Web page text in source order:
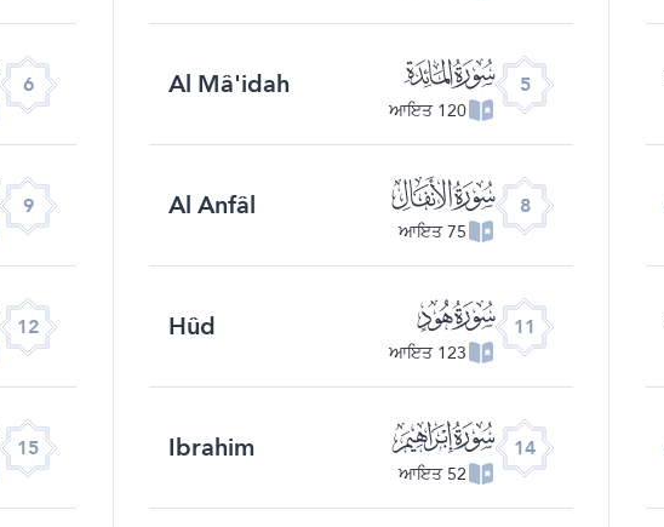
5 ﮑ
120 ਆਇਤ
Al Mâ'idah
6
8 ﮔ
75 ਆਇਤ
Al Anfâl
9
11 ﮗ
123 ਆਇਤ
Hûd
12
14 ﮚ
52 ਆਇਤ
Ibrahim
15